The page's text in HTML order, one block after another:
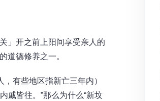
」开之前上阳间享受亲人的
道德修养之一。
有些地区指新亡三年内）
戚皆往。”那么为什么“新坟